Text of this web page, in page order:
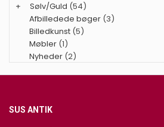
+
Sølv/Guld (54)
Afbilledede bøger (3)
Billedkunst (5)
Møbler (1)
Nyheder (2)
SUS ANTIK